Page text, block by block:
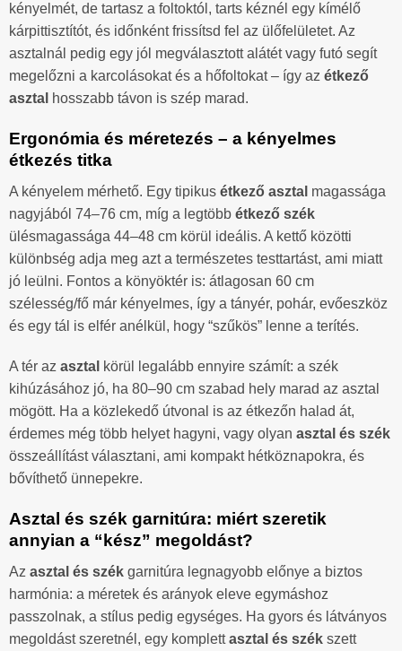
kényelmét, de tartasz a foltoktól, tarts kéznél egy kímélő
kárpittisztítót, és időnként frissítsd fel az ülőfelületet. Az
asztalnál pedig egy jól megválasztott alátét vagy futó segít
megelőzni a karcolásokat és a hőfoltokat – így az étkező
asztal hosszabb távon is szép marad.
Ergonómia és méretezés – a kényelmes
étkezés titka
A kényelem mérhető. Egy tipikus étkező asztal magassága
nagyjából 74–76 cm, míg a legtöbb étkező szék
ülésmagassága 44–48 cm körül ideális. A kettő közötti
különbség adja meg azt a természetes testtartást, ami miatt
jó leülni. Fontos a könyöktér is: átlagosan 60 cm
szélesség/fő már kényelmes, így a tányér, pohár, evőeszköz
és egy tál is elfér anélkül, hogy “szűkös” lenne a terítés.
A tér az asztal körül legalább ennyire számít: a szék
kihúzásához jó, ha 80–90 cm szabad hely marad az asztal
mögött. Ha a közlekedő útvonal is az étkezőn halad át,
érdemes még több helyet hagyni, vagy olyan asztal és szék
összeállítást választani, ami kompakt hétköznapokra, és
bővíthető ünnepekre.
Asztal és szék garnitúra: miért szeretik
annyian a “kész” megoldást?
Az asztal és szék garnitúra legnagyobb előnye a biztos
harmónia: a méretek és arányok eleve egymáshoz
passzolnak, a stílus pedig egységes. Ha gyors és látványos
megoldást szeretnél, egy komplettasztal és szék szett